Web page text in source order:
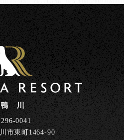
0041
市東町1464-90